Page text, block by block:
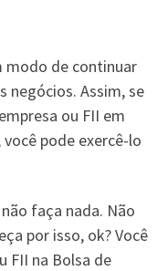
modo de continuar
negócios. Assim, se
ou FII em
pode exercê-lo
faça nada. Não
por isso, ok? Você
FII na Bolsa de